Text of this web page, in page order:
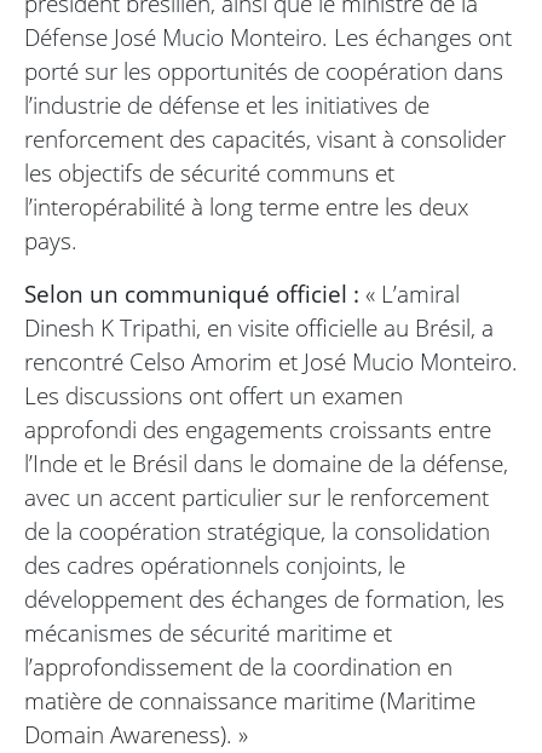
Défense José Mucio Monteiro. Les échanges ont
porté sur les opportunités de coopération dans
l’industrie de défense et les initiatives de
renforcement des capacités, visant à consolider
les objectifs de sécurité communs et
l’interopérabilité à long terme entre les deux
pays.
Selon un communiqué officiel : « L’amiral
Dinesh K Tripathi, en visite officielle au Brésil, a
rencontré Celso Amorim et José Mucio Monteiro.
Les discussions ont offert un examen
approfondi des engagements croissants entre
l’Inde et le Brésil dans le domaine de la défense,
avec un accent particulier sur le renforcement
de la coopération stratégique, la consolidation
des cadres opérationnels conjoints, le
développement des échanges de formation, les
mécanismes de sécurité maritime et
l’approfondissement de la coordination en
matière de connaissance maritime (Maritime
Domain Awareness). »